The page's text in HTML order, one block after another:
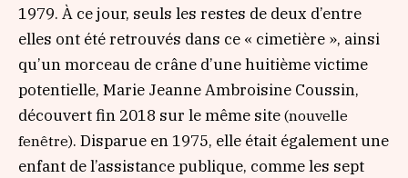
1979. À ce jour, seuls les restes de deux d’entre
elles ont été retrouvés dans ce « cimetière », ainsi
qu’un morceau de crâne d’une huitième victime
potentielle, Marie Jeanne Ambroisine Coussin,
découvert fin 2018 sur le même site (nouvelle
fenêtre). Disparue en 1975, elle était également une
enfant de l’assistance publique, comme les sept